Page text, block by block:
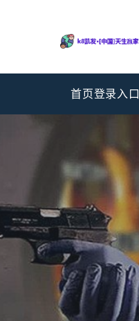
首页登录入口